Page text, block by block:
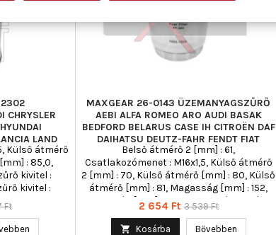
CHRYSLER
LAND
Külső átmérő
: 85,0,
kivitel :
kivitel :
kivitel :
: 0,436,
: 69
Ft
MAXGEAR 26-0143 ÜZEMANYAGSZŰRŐ
AEBI ALFA ROMEO ARO AUDI BASAK
BEDFORD BELARUS CASE IH CITROËN DAF
DAIHATSU DEUTZ-FAHR FENDT FIAT
Belső átmérő 2 [mm] : 61,
Csatlakozómenet : M16x1,5, Külső átmérő
2 [mm] : 70, Külső átmérő [mm] : 80, Külső
átmérő [mm] : 81, Magasság [mm] : 152,
Magasság [mm] : 156, Menet méret kijárat
: M 16 X 1.5, Szűrő kivitel : Felcsavarható
szűrő
Ár
2 654 Ft Normál
3 539 Ft
 Kosárba Bővebben